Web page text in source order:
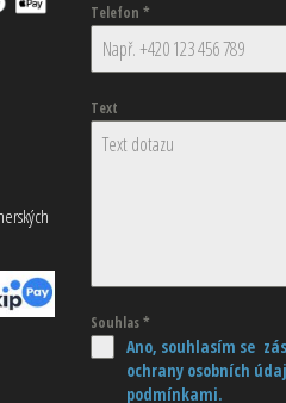
Telefon *
Text
Souhlas*
Ano, souhlasím se
ochrany osobních
podmínkami.